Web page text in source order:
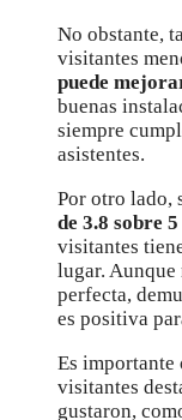
No obstante,
visitantes
puede
buenas
siempre
asistentes.
Por otro lado,
de 3.8 sobre 5
visitantes
lugar.
perfecta,
es positiva
Es importante
visitantes
gustaron,